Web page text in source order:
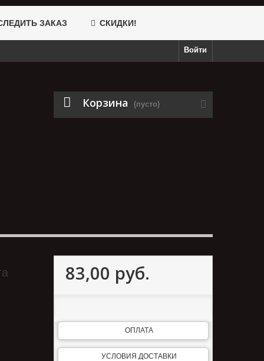
ЗАКАЗ СКИДКИ!
Войти
Корзина (пусто)
83,00 руб.
ОПЛАТА
УСЛОВИЯ ДОСТАВКИ